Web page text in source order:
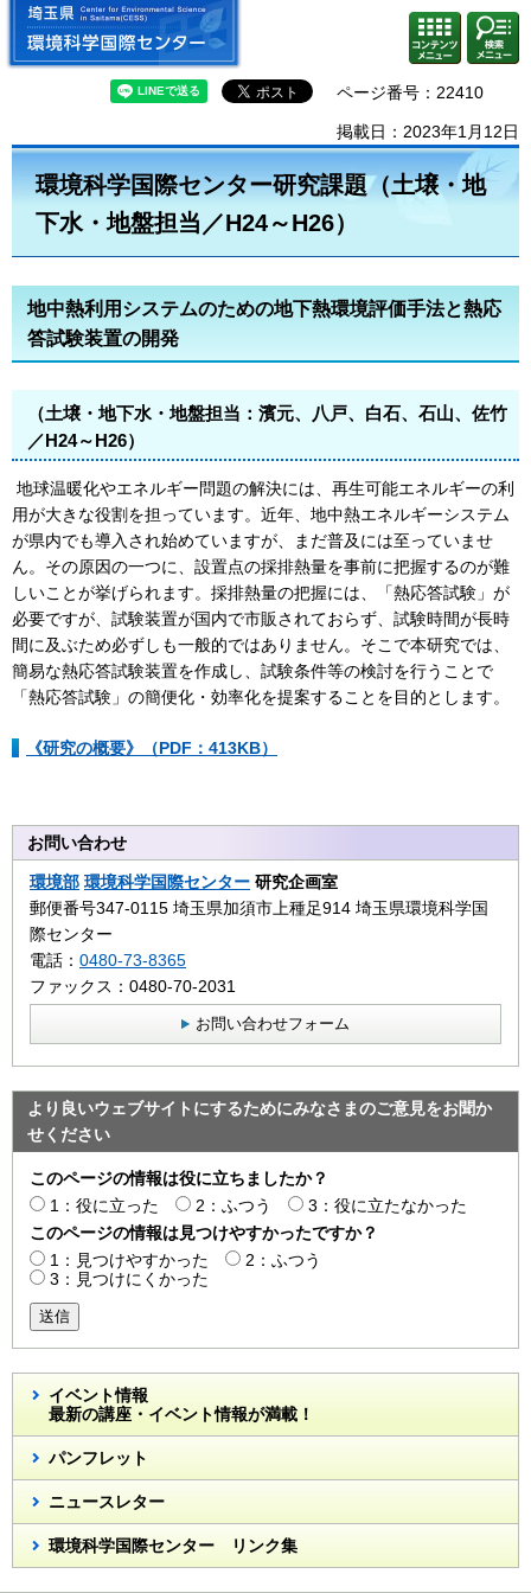
埼玉県 環境科学国際センター
コンテ
ンツメ
ニュー
検索・
共通メ
ニュー
ページ番号：22410
掲載日：2023年1月12日
環境科学国際センター研究課題（土壌・地
下水・地盤担当／H24～H26）
地中熱利用システムのための地下熱環境評価手法と熱応
答試験装置の開発
（土壌・地下水・地盤担当：濱元、八戸、白石、石山、佐竹
／H24～H26）
地球温暖化やエネルギー問題の解決には、再生可能エネルギーの利
用が大きな役割を担っています。近年、地中熱エネルギーシステム
が県内でも導入され始めていますが、まだ普及には至っていませ
ん。その原因の一つに、設置点の採排熱量を事前に把握するのが難
しいことが挙げられます。採排熱量の把握には、「熱応答試験」が
必要ですが、試験装置が国内で市販されておらず、試験時間が長時
間に及ぶため必ずしも一般的ではありません。そこで本研究では、
簡易な熱応答試験装置を作成し、試験条件等の検討を行うことで
「熱応答試験」の簡便化・効率化を提案することを目的とします。
《研究の概要》（PDF：413KB）
お問い合わせ
環境部 環境科学国際センター 研究企画室
郵便番号347-0115 埼玉県加須市上種足914 埼玉県環境科学国
際センター
電話： 0480-73-8365
ファックス：0480-70-2031
お問い合わせフォーム
より良いウェブサイトにするためにみなさまのご意見をお聞か
せください
このページの情報は役に立ちましたか？
1：役に立った
2：ふつう
3：役に立たなかった
このページの情報は見つけやすかったですか？
1：見つけやすかった
2：ふつう
3：見つけにくかった
送信
イベント情報
最新の講座・イベント情報が満載！
パンフレット
ニュースレター
環境科学国際センター リンク集